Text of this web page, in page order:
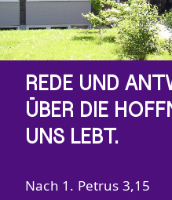
REDE UND
ÜBER DIE
UNS LEBT.
Nach 1. Petrus 3,15